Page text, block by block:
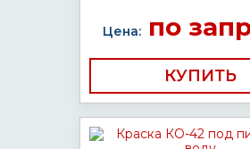
Цена:по
КУПИТЬ